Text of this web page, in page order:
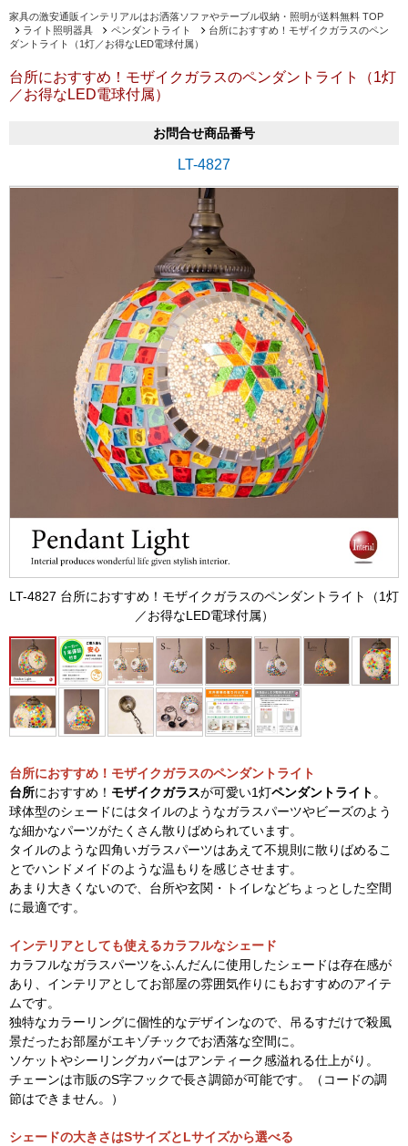
家具の激安通販インテリアルはお洒落ソファやテーブル収納・照明が送料無料 TOP
ライト照明器具
ペンダントライト
台所におすすめ！モザイクガラスのペン
ダントライト（1灯／お得なLED電球付属）
台所におすすめ！モザイクガラスのペンダントライト（1灯
／お得なLED電球付属）
お問合せ商品番号
LT-4827
LT-4827 台所におすすめ！モザイクガラスのペンダントライト（1灯
／お得なLED電球付属）
台所におすすめ！モザイクガラスのペンダントライト
台所におすすめ！ モザイクガラスが可愛い1灯ペンダントライト 。
球体型のシェードにはタイルのようなガラスパーツやビーズのよう
な細かなパーツがたくさん散りばめられています。
タイルのような四角いガラスパーツはあえて不規則に散りばめるこ
とでハンドメイドのような温もりを感じさせます。
あまり大きくないので、台所や玄関・トイレなどちょっとした空間
に最適です。
インテリアとしても使えるカラフルなシェード
カラフルなガラスパーツをふんだんに使用したシェードは存在感が
あり、インテリアとしてお部屋の雰囲気作りにもおすすめのアイテ
ムです。
独特なカラーリングに個性的なデザインなので、吊るすだけで殺風
景だったお部屋がエキゾチックでお洒落な空間に。
ソケットやシーリングカバーはアンティーク感溢れる仕上がり。
チェーンは市販のS字フックで長さ調節が可能です。（コードの調
節はできません。）
シェードの大きさはSサイズとLサイズから選べる